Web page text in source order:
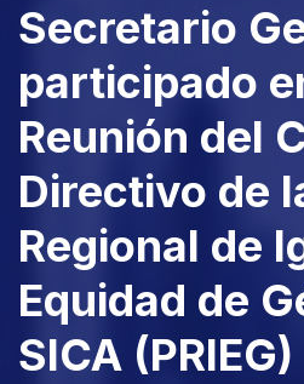
Secretario
participado
Reunión del
Directivo de
Regional de
Equidad de
SICA (PRIEG)